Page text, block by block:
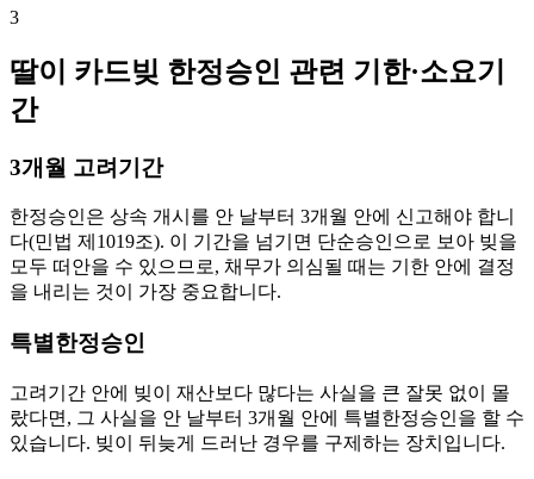
3
딸이 카드빚 한정승인 관련 기한·소요기
간
3개월 고려기간
한정승인은 상속 개시를 안 날부터 3개월 안에 신고해야 합니
다(민법 제1019조). 이 기간을 넘기면 단순승인으로 보아 빚을
모두 떠안을 수 있으므로, 채무가 의심될 때는 기한 안에 결정
을 내리는 것이 가장 중요합니다.
특별한정승인
고려기간 안에 빚이 재산보다 많다는 사실을 큰 잘못 없이 몰
랐다면, 그 사실을 안 날부터 3개월 안에 특별한정승인을 할 수
있습니다. 빚이 뒤늦게 드러난 경우를 구제하는 장치입니다.